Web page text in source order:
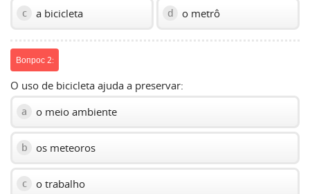
c a bicicleta d o metrô
Вопрос 2:
O uso de bicicleta ajuda a preservar:
a o meio ambiente
b os meteoros
c o trabalho